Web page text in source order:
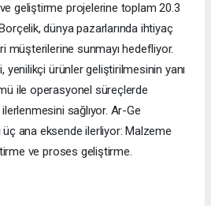
geliştirme projelerine toplam 20.3
dünya pazarlarında ihtiyaç
müşterilerine sunmayı hedefliyor.
yenilikçi ürünler geliştirilmesinin yanı
ile operasyonel süreçlerde
sağlıyor. Ar-Ge
üç ana eksende ilerliyor: Malzeme
ve proses geliştirme.